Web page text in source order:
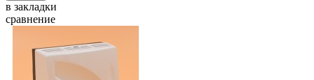
в закладки
сравнение